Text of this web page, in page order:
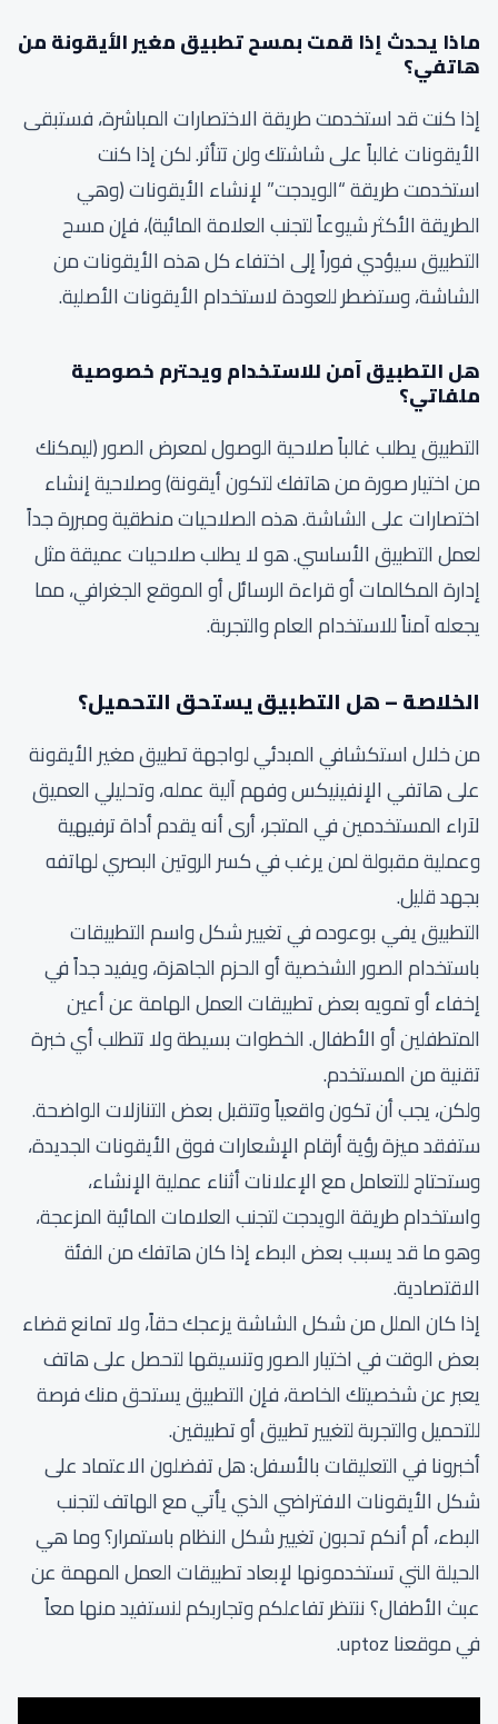
ماذا يحدث إذا قمت بمسح تطبيق مغير الأيقونة من
هاتفي؟
إذا كنت قد استخدمت طريقة الاختصارات المباشرة، فستبقى
الأيقونات غالباً على شاشتك ولن تتأثر. لكن إذا كنت
استخدمت طريقة “الويدجت” لإنشاء الأيقونات (وهي
الطريقة الأكثر شيوعاً لتجنب العلامة المائية)، فإن مسح
التطبيق سيؤدي فوراً إلى اختفاء كل هذه الأيقونات من
الشاشة، وستضطر للعودة لاستخدام الأيقونات الأصلية.
هل التطبيق آمن للاستخدام ويحترم خصوصية
ملفاتي؟
التطبيق يطلب غالباً صلاحية الوصول لمعرض الصور (ليمكنك
من اختيار صورة من هاتفك لتكون أيقونة) وصلاحية إنشاء
اختصارات على الشاشة. هذه الصلاحيات منطقية ومبررة جداً
لعمل التطبيق الأساسي. هو لا يطلب صلاحيات عميقة مثل
إدارة المكالمات أو قراءة الرسائل أو الموقع الجغرافي، مما
يجعله آمناً للاستخدام العام والتجربة.
الخلاصة – هل التطبيق يستحق التحميل؟
من خلال استكشافي المبدئي لواجهة تطبيق مغير الأيقونة
على هاتفي الإنفينيكس وفهم آلية عمله، وتحليلي العميق
لآراء المستخدمين في المتجر، أرى أنه يقدم أداة ترفيهية
وعملية مقبولة لمن يرغب في كسر الروتين البصري لهاتفه
بجهد قليل.
التطبيق يفي بوعوده في تغيير شكل واسم التطبيقات
باستخدام الصور الشخصية أو الحزم الجاهزة، ويفيد جداً في
إخفاء أو تمويه بعض تطبيقات العمل الهامة عن أعين
المتطفلين أو الأطفال. الخطوات بسيطة ولا تتطلب أي خبرة
تقنية من المستخدم.
ولكن، يجب أن تكون واقعياً وتتقبل بعض التنازلات الواضحة.
ستفقد ميزة رؤية أرقام الإشعارات فوق الأيقونات الجديدة،
وستحتاج للتعامل مع الإعلانات أثناء عملية الإنشاء،
واستخدام طريقة الويدجت لتجنب العلامات المائية المزعجة،
وهو ما قد يسبب بعض البطء إذا كان هاتفك من الفئة
الاقتصادية.
إذا كان الملل من شكل الشاشة يزعجك حقاً، ولا تمانع قضاء
بعض الوقت في اختيار الصور وتنسيقها لتحصل على هاتف
يعبر عن شخصيتك الخاصة، فإن التطبيق يستحق منك فرصة
للتحميل والتجربة لتغيير تطبيق أو تطبيقين.
أخبرونا في التعليقات بالأسفل: هل تفضلون الاعتماد على
شكل الأيقونات الافتراضي الذي يأتي مع الهاتف لتجنب
البطء، أم أنكم تحبون تغيير شكل النظام باستمرار؟ وما هي
الحيلة التي تستخدمونها لإبعاد تطبيقات العمل المهمة عن
عبث الأطفال؟ ننتظر تفاعلكم وتجاربكم لنستفيد منها معاً
في موقعنا uptoz.